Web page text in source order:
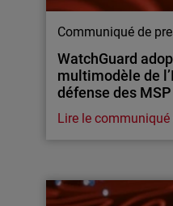
Communiqué de
WatchGuard
multimodèle de
défense des MSP
Lire le communiqué